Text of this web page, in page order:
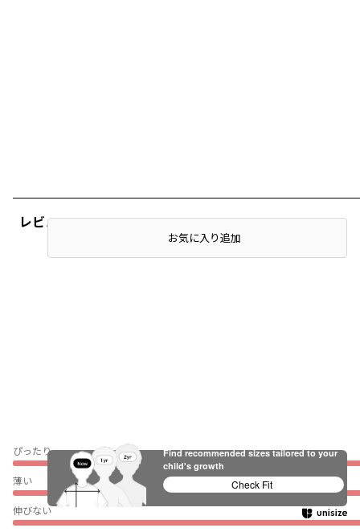
レビュー
ぴったり
薄い
伸びない
お気に入り追加
Find recommended sizes tailored to your
child's growth
Check Fit